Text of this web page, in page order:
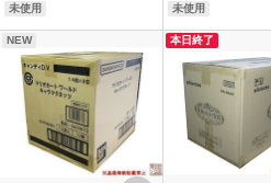
未使用
未使用
NEW 本日終了